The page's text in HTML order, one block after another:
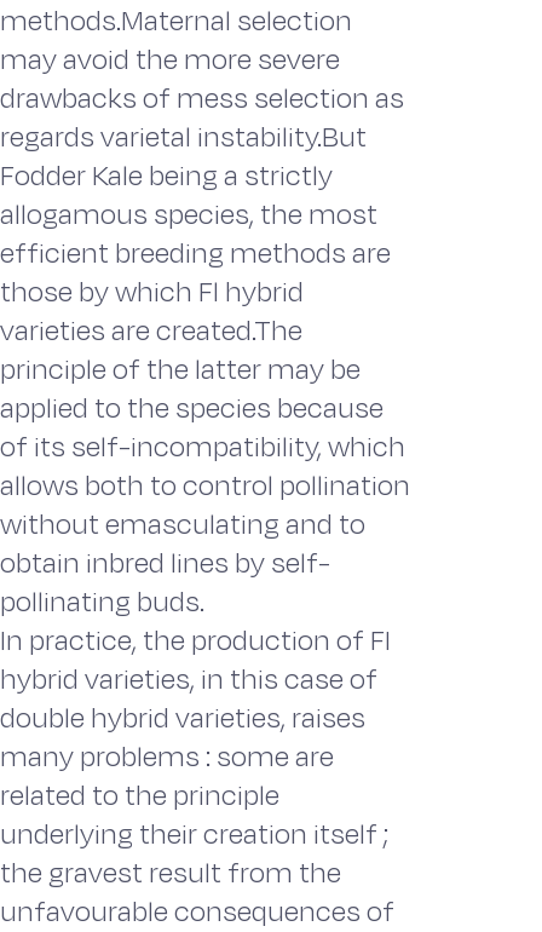
methods.Maternal selection
may avoid the more severe
drawbacks of mess selection as
regards varietal instability.But
Fodder Kale being a strictly
allogamous species, the most
efficient breeding methods are
those by which Fl hybrid
varieties are created.The
principle of the latter may be
applied to the species because
of its self-incompatibility, which
allows both to control pollination
without emasculating and to
obtain inbred lines by self-
pollinating buds.
In practice, the production of FI
hybrid varieties, in this case of
double hybrid varieties, raises
many problems : some are
related to the principle
underlying their creation itself ;
the gravest result from the
unfavourable consequences of